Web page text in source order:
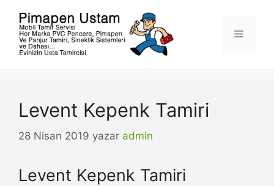
Menü
Levent Kepenk Tamiri
28 Nisan 2019 yazar admin
Levent Kepenk Tamiri